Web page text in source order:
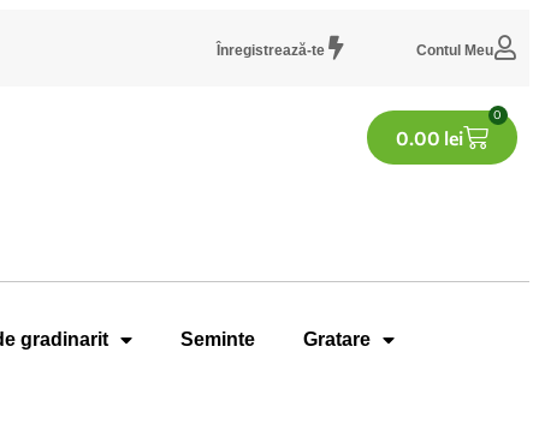
Înregistrează-te Contul Meu
0.00 lei
0
gradinarit Seminte Gratare